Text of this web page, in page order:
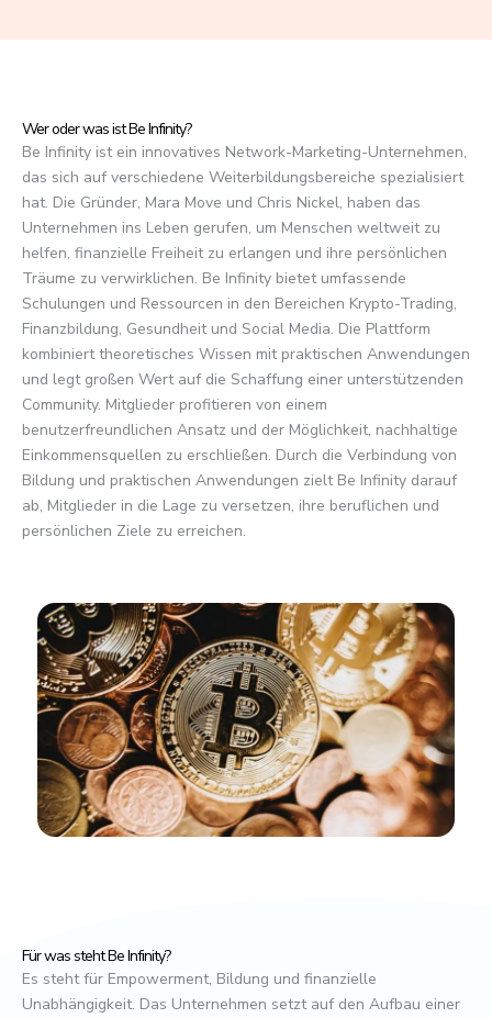
5
Wer oder was ist Be Infinity?
Be Infinity ist ein innovatives Network-Marketing-Unternehmen,
das sich auf verschiedene Weiterbildungsbereiche spezialisiert
hat. Die Gründer, Mara Move und Chris Nickel, haben das
Unternehmen ins Leben gerufen, um Menschen weltweit zu
helfen, finanzielle Freiheit zu erlangen und ihre persönlichen
Träume zu verwirklichen. Be Infinity bietet umfassende
Schulungen und Ressourcen in den Bereichen Krypto-Trading,
Finanzbildung, Gesundheit und Social Media. Die Plattform
kombiniert theoretisches Wissen mit praktischen Anwendungen
und legt großen Wert auf die Schaffung einer unterstützenden
Community. Mitglieder profitieren von einem
benutzerfreundlichen Ansatz und der Möglichkeit, nachhaltige
Einkommensquellen zu erschließen. Durch die Verbindung von
Bildung und praktischen Anwendungen zielt Be Infinity darauf
ab, Mitglieder in die Lage zu versetzen, ihre beruflichen und
persönlichen Ziele zu erreichen.
Für was steht Be Infinity?
Es steht für Empowerment, Bildung und finanzielle
Unabhängigkeit. Das Unternehmen setzt auf den Aufbau einer